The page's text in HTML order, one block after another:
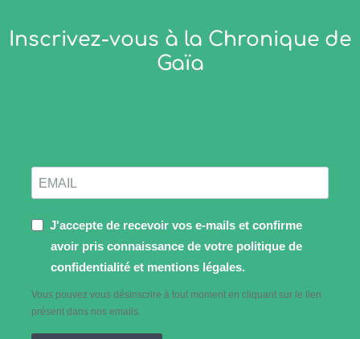
Inscrivez-vous à la Chronique de
Gaïa
J'accepte de recevoir vos e-mails et confirme
avoir pris connaissance de votre politique de
confidentialité et mentions légales.
Vous pouvez vous désinscrire à tout moment en cliquant sur le lien
présent dans nos emails.